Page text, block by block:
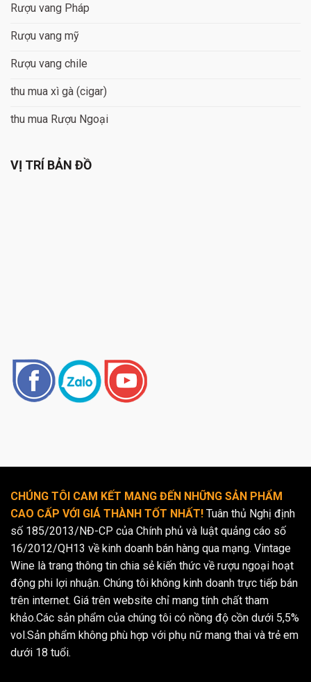
Rượu vang Pháp
Rượu vang mỹ
Rượu vang chile
thu mua xì gà (cigar)
thu mua Rượu Ngoại
VỊ TRÍ BẢN ĐỒ
CHÚNG TÔI CAM KẾT MANG ĐẾN NHỮNG SẢN PHẨM
CAO CẤP VỚI GIÁ THÀNH TỐT NHẤT! Tuân thủ Nghị định
số 185/2013/NĐ-CP của Chính phủ và luật quảng cáo số
16/2012/QH13 về kinh doanh bán hàng qua mạng. Vintage
Wine là trang thông tin chia sẻ kiến thức về rượu ngoại hoạt
động phi lợi nhuận. Chúng tôi không kinh doanh trực tiếp bán
trên internet. Giá trên website chỉ mang tính chất tham
khảo.Các sản phẩm của chúng tôi có nồng độ cồn dưới 5,5%
vol.Sản phẩm không phù hợp với phụ nữ mang thai và trẻ em
dưới 18 tuổi.